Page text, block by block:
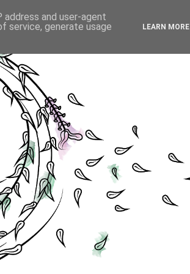
and user-agent
service, generate usage
LEARN MORE